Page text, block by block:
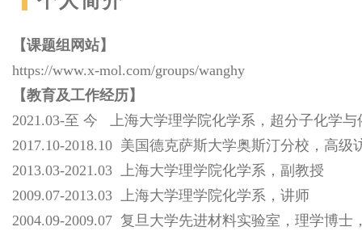
【课题组网站】
https://www.x-mol.com/groups/wanghy
【教育及工作经历】
2021.03-至 今 上海大学理学院化学系，超分子化学
2017.10-2018.10 美国德克萨斯大学奥斯汀分校，高级
2013.03-2021.03 上海大学理学院化学系，副教授
2009.07-2013.03 上海大学理学院化学系，讲师
2004.09-2009.07 复旦大学先进材料实验室，理学博